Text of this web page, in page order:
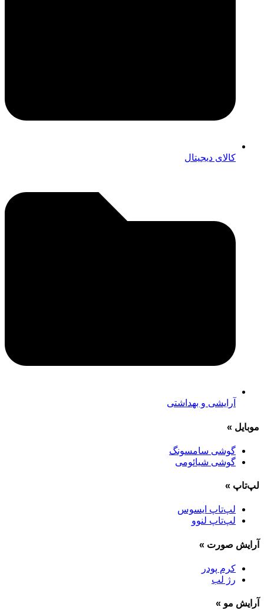
کالای دیجیتال
آرایشی و بهداشتی
موبایل »
گوشی سامسونگ
گوشی شیائومی
لپ‌تاپ »
لپ‌تاپ ایسوس
لپ‌تاپ لنوو
آرایش صورت »
کرم پودر
رژ لب
آرایش مو »